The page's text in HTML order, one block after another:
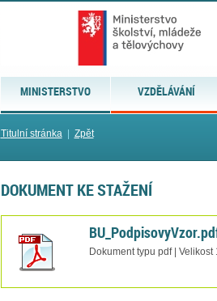
MINISTERSTVO VZDĚLÁVÁNÍ
Titulní stránka| Zpět
DOKUMENT KE STAŽENÍ
Dokument typu pdf | Velikost